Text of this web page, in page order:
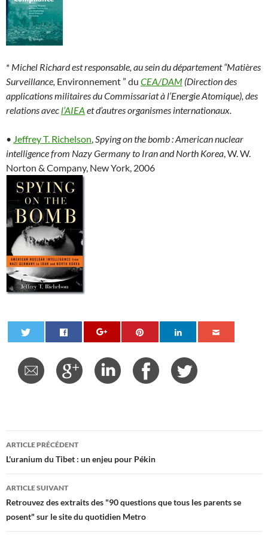
* Michel Richard est responsable, au sein du département “Matières
Surveillance, Environnement ” du CEA/DAM (Direction des
applications militaires du Commissariat à l’Energie Atomique), des
relations avecl’AIEA et d’autres organismes internationaux.
• Jeffrey T. Richelson,Spying on the bomb : American nuclear
intelligence from Nazy Germany to Iran and North Korea, W. W.
Norton & Company, New York, 2006
Navigation
des
articles
ARTICLE PRÉCÉDENT
L'uranium du Tibet : un enjeu pour Pékin
ARTICLE SUIVANT
Retrouvez des extraits des "90 questions que tous les parents se
posent" sur le site du quotidien Metro